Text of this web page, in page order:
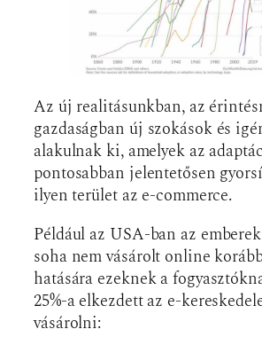
Az új realitásunkban, az
gazdaságban új szokások és
alakulnak ki, amelyek az
pontosabban jelentetősen
ilyen terület az e-commerce.
Például az USA-ban az
soha nem vásárolt online
hatására ezeknek a
25%-a elkezdett az e-
vásárolni: